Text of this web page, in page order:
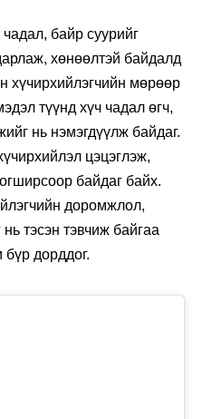
байр суурийг
хөнөөлтэй байдалд
хүчирхийлэгчийн мөрөөр
түүнд хүч чадал өгч,
нь нэмэгдүүлж байдаг.
цэцэглэж,
байдаг байх.
доромжлол,
тэсэн тэвчиж байгаа
дорддог.